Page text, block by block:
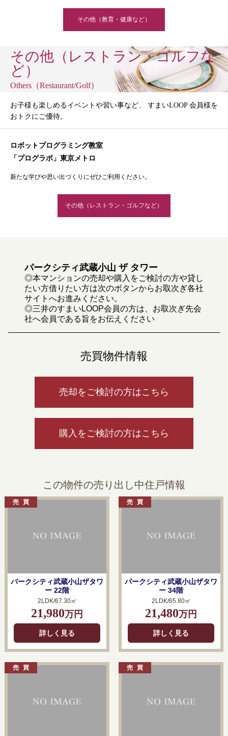
その他（教育・健康など）
その他（レストラン・ゴルフな
ど）
Others（Restaurant/Golf）
お子様も楽しめるイベントや習い事など、 すまいLOOP 会員様を
おトクにご優待。
ロボットプログラミング教室
「プログラボ」東京メトロ
新たな学びや思い出づくりにぜひご利用ください。
その他（レストラン・ゴルフなど）
パークシティ武蔵小山 ザ タワー
◎本マンションの売却や購入をご検討の方や貸し
たい方借りたい方は次のボタンからお取次ぎ各社
サイトへお進みください。
◎三井のすまいLOOP会員の方は、お取次ぎ先会
社へ会員である旨をお伝えください
売買物件情報
売却をご検討の方はこちら
購入をご検討の方はこちら
この物件の売り出し中住戸情報
パークシティ武蔵小山ザタワ
ー 22階
2LDK/67.30㎡
21,980万円
詳しく見る
パークシティ武蔵小山ザタワ
ー 34階
2LDK/65.80㎡
21,480万円
詳しく見る